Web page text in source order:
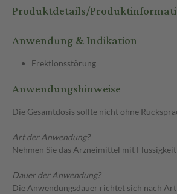
Produktdetails/
Anwendung & Indikation
Erektionsstörung
Anwendungshinweise
Die Gesamtdosis sollte nicht ohne
Art der Anwendung?
Nehmen Sie das Arzneimittel mit Flüssigkeit
Dauer der Anwendung?
Die Anwendungsdauer richtet sich nach